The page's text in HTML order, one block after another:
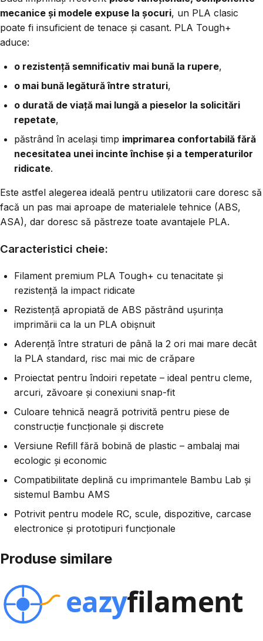
mecanice și modele expuse la șocuri, un PLA clasic
poate fi insuficient de tenace și casant. PLA Tough+
aduce:
o rezistență semnificativ mai bună la rupere,
o mai bună legătură între straturi,
o durată de viață mai lungă a pieselor la solicitări
repetate,
păstrând în același timp imprimarea confortabilă fără
necesitatea unei incinte închise și a temperaturilor
ridicate.
Este astfel alegerea ideală pentru utilizatorii care doresc să
facă un pas mai aproape de materialele tehnice (ABS,
ASA), dar doresc să păstreze toate avantajele PLA.
Caracteristici cheie:
Filament premium PLA Tough+ cu tenacitate și
rezistență la impact ridicate
Rezistență apropiată de ABS păstrând ușurința
imprimării ca la un PLA obișnuit
Aderență între straturi de până la 2 ori mai mare decât
la PLA standard, risc mai mic de crăpare
Proiectat pentru îndoiri repetate – ideal pentru cleme,
arcuri, zăvoare și conexiuni snap-fit
Culoare tehnică neagră potrivită pentru piese de
construcție funcționale și discrete
Versiune Refill fără bobină de plastic – ambalaj mai
ecologic și economic
Compatibilitate deplină cu imprimantele Bambu Lab și
sistemul Bambu AMS
Potrivit pentru modele RC, scule, dispozitive, carcase
electronice și prototipuri funcționale
Produse similare